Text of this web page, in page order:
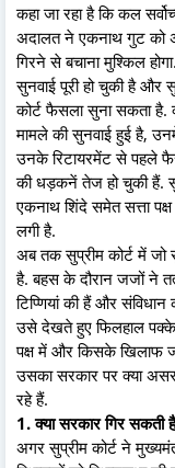
कहा जा रहा है कि कल
अदालत ने एकनाथ गुट को
गिरने से बचाना मुश्किल होगा.
सुनवाई पूरी हो चुकी है और
कोर्ट फैसला सुना सकता है.
मामले की सुनवाई हुई है,
उनके रिटायरमेंट से पहले
की धड़कनें तेज हो चुकी हैं.
एकनाथ शिंदे समेत सत्ता
लगी है.
अब तक सुप्रीम कोर्ट में जो
है. बहस के दौरान जजों ने
टिप्णियां की हैं और
उसे देखते हुए फिलहाल
पक्ष में और किसके खिलाफ
उसका सरकार पर क्या
रहे हैं.
1. क्या सरकार गिर सकती
अगर सुप्रीम कोर्ट ने